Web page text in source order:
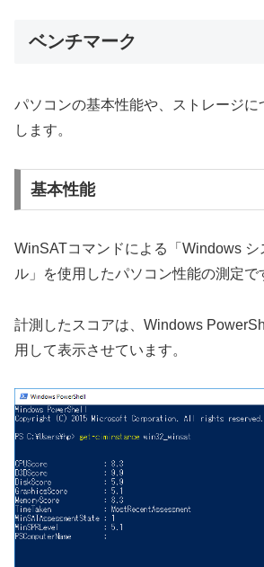
ベンチマーク
パソコンの基本性能や、ストレージに
します。
基本性能
WinSATコマンドによる「Windows シ
ル」を使用したパソコン性能の測定で
計測したスコアは、Windows
用して表示させています。